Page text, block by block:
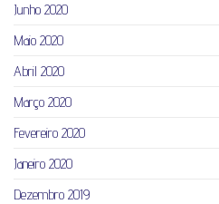
Junho 2020
Maio 2020
Abril 2020
Março 2020
Fevereiro 2020
Janeiro 2020
Dezembro 2019